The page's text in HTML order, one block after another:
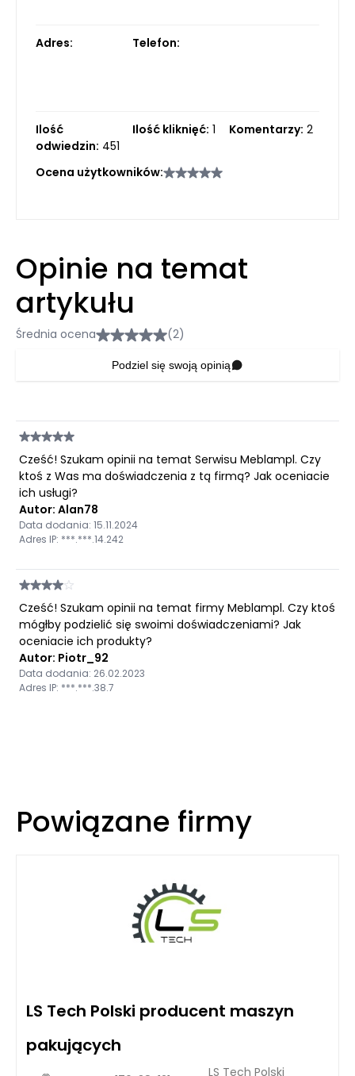
Adres: Telefon:
Ilość
odwiedzin: 451
Ilość kliknięć: 1 Komentarzy: 2
Ocena użytkowników:
Opinie na temat
artykułu
Średnia ocena (2)
Podziel się swoją opinią
Cześć! Szukam opinii na temat Serwisu Meblampl. Czy
ktoś z Was ma doświadczenia z tą firmą? Jak oceniacie
ich usługi?
Autor: Alan78
Data dodania: 15.11.2024
Adres IP: ***.***.14.242
Cześć! Szukam opinii na temat firmy Meblampl. Czy ktoś
mógłby podzielić się swoimi doświadczeniami? Jak
oceniacie ich produkty?
Autor: Piotr_92
Data dodania: 26.02.2023
Adres IP: ***.***.38.7
Powiązane firmy
LS Tech Polski producent maszyn
pakujących
LS Tech Polski